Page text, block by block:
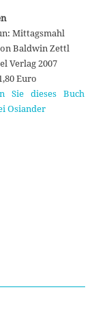
Mittagsmahl
Baldwin Zettl
Verlag 2007
Euro
Sie dieses Buch
Osiander